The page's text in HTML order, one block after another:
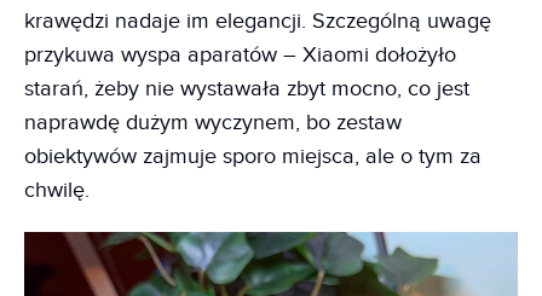
krawędzi nadaje im elegancji. Szczególną uwagę
przykuwa wyspa aparatów – Xiaomi dołożyło
starań, żeby nie wystawała zbyt mocno, co jest
naprawdę dużym wyczynem, bo zestaw
obiektywów zajmuje sporo miejsca, ale o tym za
chwilę.